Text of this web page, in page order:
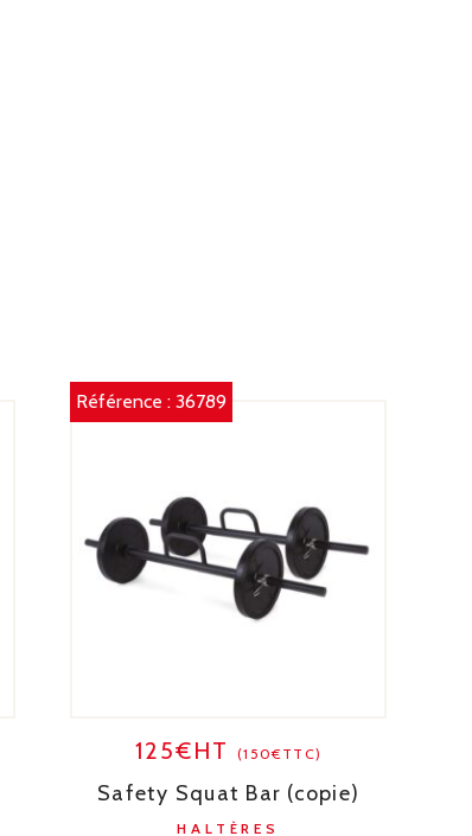
Référence :36789
125€HT(150€TTC)
Safety Squat Bar (copie)
HALTÈRES